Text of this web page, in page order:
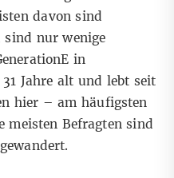
davon sind
sind nur wenige
in
Jahre alt und lebt seit
hier – am häufigsten
meisten Befragten sind